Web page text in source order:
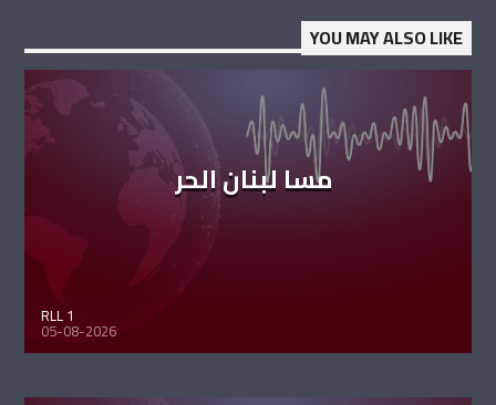
YOU MAY ALSO LIKE
مسا لبنان الحر
RLL 1
05-08-2026